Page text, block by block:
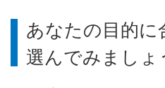
あなたの目的に
選んでみましょ